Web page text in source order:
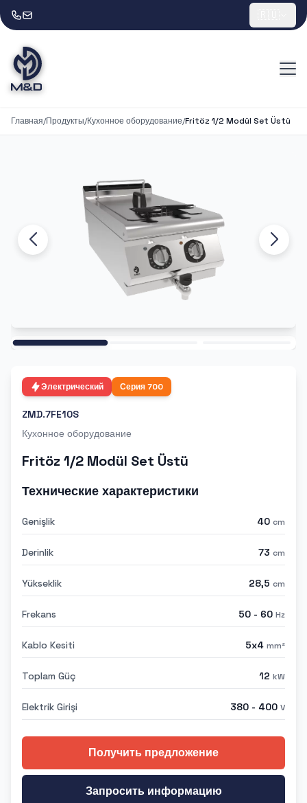
Главная/Продукты/Кухонное оборудование/Fritöz 1/2 Modül Set Üstü
Электрический Серия700
ZMD.7FE10S
Кухонное оборудование
Fritöz 1/2 Modül Set Üstü
Технические характеристики
Genişlik 40 cm
Derinlik 73 cm
Yükseklik 28,5 cm
Frekans 50 - 60 Hz
Kablo Kesiti 5x4 mm²
Toplam Güç 12 kW
Elektrik Girişi 380 - 400 V
Получить предложение
Запросить информацию